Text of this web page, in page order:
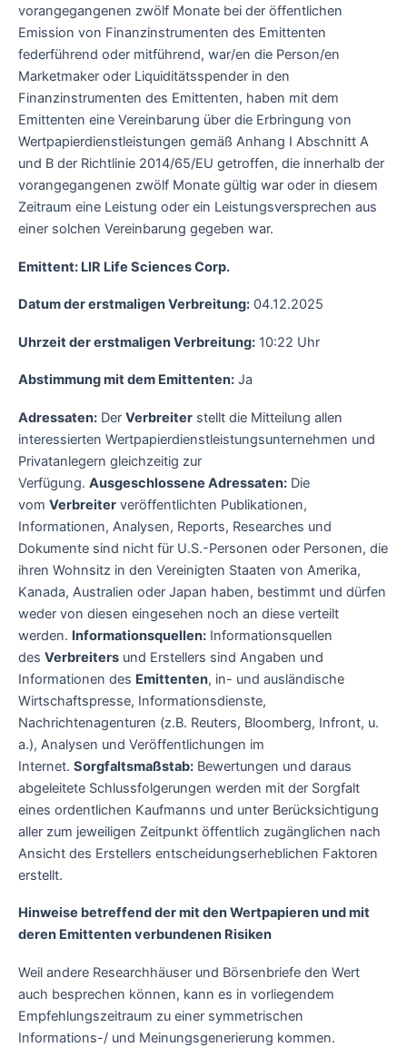
vorangegangenen zwölf Monate bei der öffentlichen
Emission von Finanzinstrumenten des Emittenten
federführend oder mitführend, war/en die Person/en
Marketmaker oder Liquiditätsspender in den
Finanzinstrumenten des Emittenten, haben mit dem
Emittenten eine Vereinbarung über die Erbringung von
Wertpapierdienstleistungen gemäß Anhang I Abschnitt A
und B der Richtlinie 2014/65/EU getroffen, die innerhalb der
vorangegangenen zwölf Monate gültig war oder in diesem
Zeitraum eine Leistung oder ein Leistungsversprechen aus
einer solchen Vereinbarung gegeben war.
Emittent: LIR Life Sciences Corp.
Datum der erstmaligen Verbreitung: 04.12.2025
Uhrzeit der erstmaligen Verbreitung: 10:22 Uhr
Abstimmung mit dem Emittenten: Ja
Adressaten: Der Verbreiter stellt die Mitteilung allen
interessierten Wertpapierdienstleistungsunternehmen und
Privatanlegern gleichzeitig zur
Verfügung. Ausgeschlossene Adressaten: Die
vom Verbreiter veröffentlichten Publikationen,
Informationen, Analysen, Reports, Researches und
Dokumente sind nicht für U.S.-Personen oder Personen, die
ihren Wohnsitz in den Vereinigten Staaten von Amerika,
Kanada, Australien oder Japan haben, bestimmt und dürfen
weder von diesen eingesehen noch an diese verteilt
werden. Informationsquellen: Informationsquellen
des Verbreiters und Erstellers sind Angaben und
Informationen des Emittenten, in- und ausländische
Wirtschaftspresse, Informationsdienste,
Nachrichtenagenturen (z.B. Reuters, Bloomberg, Infront, u.
a.), Analysen und Veröffentlichungen im
Internet. Sorgfaltsmaßstab: Bewertungen und daraus
abgeleitete Schlussfolgerungen werden mit der Sorgfalt
eines ordentlichen Kaufmanns und unter Berücksichtigung
aller zum jeweiligen Zeitpunkt öffentlich zugänglichen nach
Ansicht des Erstellers entscheidungserheblichen Faktoren
erstellt.
Hinweise betreffend der mit den Wertpapieren und mit
deren Emittenten verbundenen Risiken
Weil andere Researchhäuser und Börsenbriefe den Wert
auch besprechen können, kann es in vorliegendem
Empfehlungszeitraum zu einer symmetrischen
Informations-/ und Meinungsgenerierung kommen.